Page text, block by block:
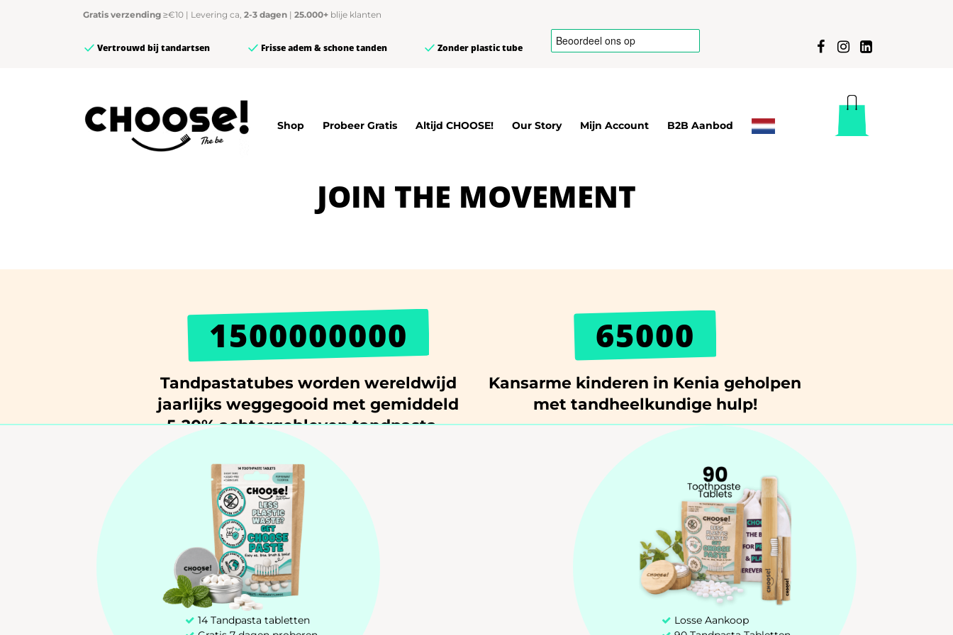
Gratis verzending ≥€10 | Levering ca, 2-3 dagen | 25.000+ blije klanten
Vertrouwd bij tandartsen Frisse adem & schone tanden Zonder plastic tube
Shop Probeer Gratis Altijd CHOOSE! Our Story Mijn Account B2B Aanbod
JOIN THE MOVEMENT
14 Tandpasta tabletten
Losse Aankoop
1500000000
Tandpastatubes worden wereldwijd
jaarlijks weggegooid met gemiddeld
5-20% achtergebleven tandpasta...
65000
Kansarme kinderen in Kenia geholpen
met tandheelkundige hulp!